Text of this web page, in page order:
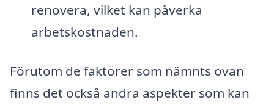
renovera, vilket kan påverka
arbetskostnaden.
Förutom de faktorer som nämnts ovan
finns det också andra aspekter som kan